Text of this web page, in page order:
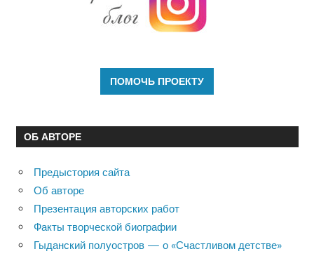
ОБ АВТОРЕ
Предыстория сайта
Об авторе
Презентация авторских работ
Факты творческой биографии
Гыданский полуостров — о «Счастливом детстве»